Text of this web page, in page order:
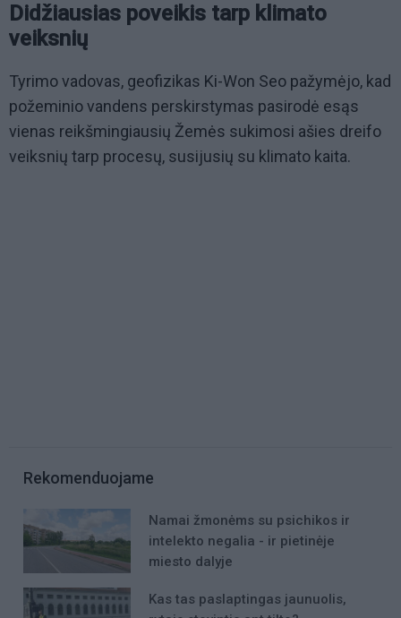
Didžiausias poveikis tarp klimato
veiksnių
Tyrimo vadovas, geofizikas Ki-Won Seo pažymėjo, kad
požeminio vandens perskirstymas pasirodė esąs
vienas reikšmingiausių Žemės sukimosi ašies dreifo
veiksnių tarp procesų, susijusių su klimato kaita.
Rekomenduojame
Namai žmonėms su psichikos ir
intelekto negalia - ir pietinėje
miesto dalyje
Kas tas paslaptingas jaunuolis,